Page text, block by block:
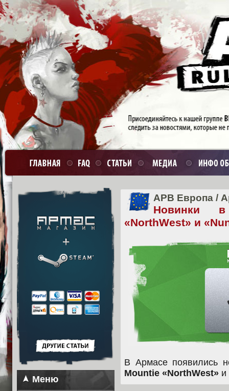
Меню
APB Европа /
Новинки
«NorthWest» и
В Армасе появились
Mountie «NorthWest» и